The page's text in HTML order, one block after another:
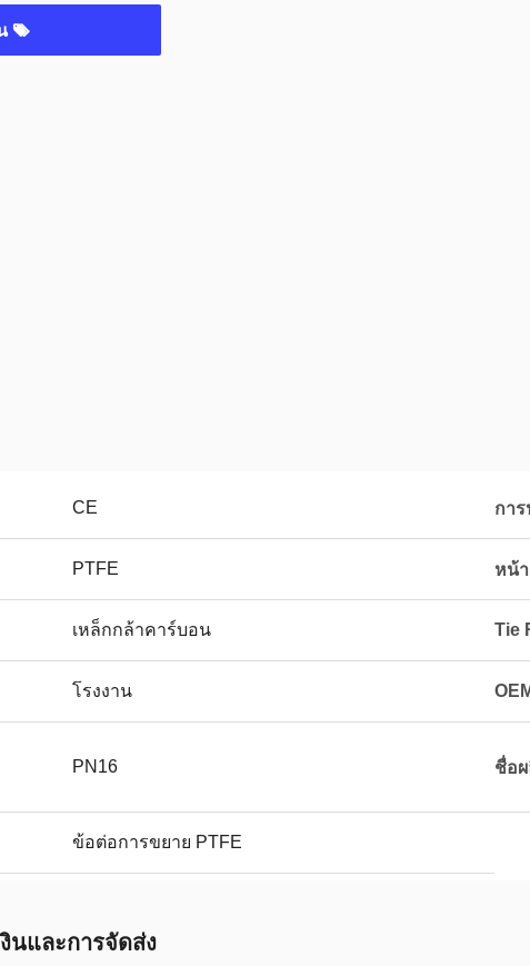
CE กา
PTFE หน้
เหล็กกล้าคาร์บอน Tie
โรงงาน
PN16 ชื่อ
ข้อต่อการขยาย PTFE
นและการจัดส่ง